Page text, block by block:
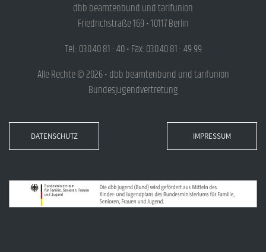
dbb beamtenbund und tarifunion
Friedrichstraße 169 • 10117 Berlin
Tel.: 030.40 81 - 40 • Fax: 030.40 81 - 49 99
Alle Rechte © 2026 • dbb beamtenbund und tarifunion
Bundesjugendvertretung
DATENSCHUTZ IMPRESSUM